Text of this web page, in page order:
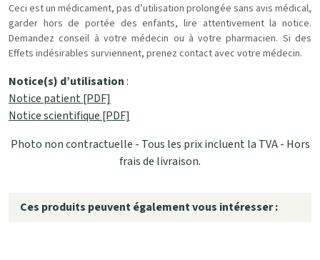
Ceci est un médicament, pas d’utilisation prolongée sans avis médical,
garder hors de portée des enfants, lire attentivement la notice.
Demandez conseil à votre médecin ou à votre pharmacien. Si des
Effets indésirables surviennent, prenez contact avec votre médecin.
Notice(s) d’utilisation:
Notice patient [PDF]
Notice scientifique [PDF]
Photo non contractuelle - Tous les prix incluent la TVA - Hors
frais de livraison.
Ces produits peuvent également vous intéresser :